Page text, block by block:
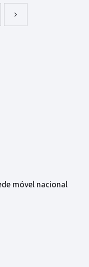
móvel nacional